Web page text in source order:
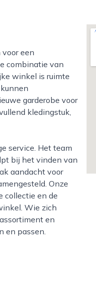
combinatie van
winkel is ruimte
garderobe voor
kledingstuk,
bij het vinden van
aandacht voor
Onze
collectie en de
Wie zich
en
en passen.